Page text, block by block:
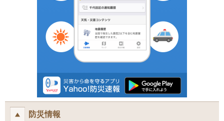
防災情報